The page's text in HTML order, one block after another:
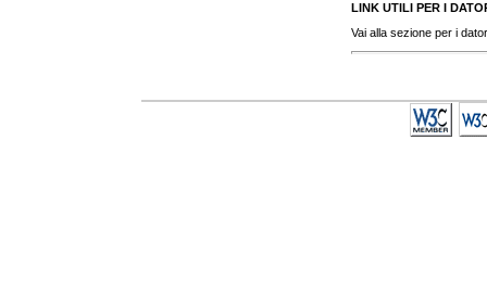
LINK UTILI PER I
Vai alla sezione per i